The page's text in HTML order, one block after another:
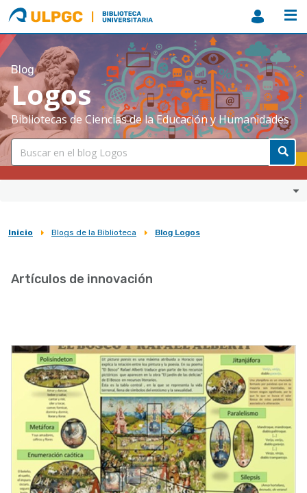
ULPGC
Biblioteca
ULPGC
Blog
Logos
Bibliotecas de Ciencias de la Educación y Humanidades
Sobrescribir
de
la
navegación
Inicio Blogs de la Biblioteca Blog Logos
Artículos de innovación